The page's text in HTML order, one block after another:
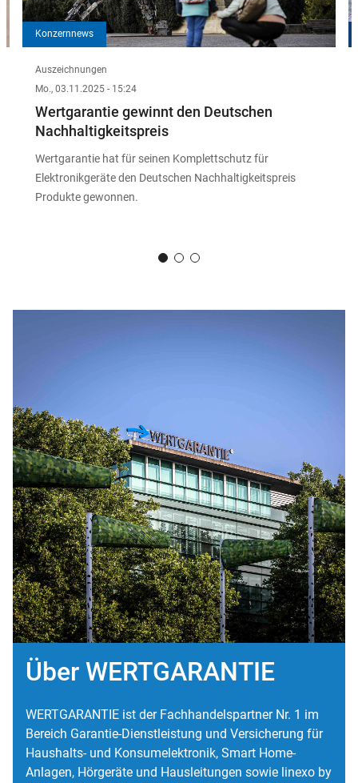
Konzernnews
Auszeichnungen
Mo., 03.11.2025 - 15:24
Wertgarantie gewinnt den Deutschen
Nachhaltigkeitspreis
Wertgarantie hat für seinen Komplettschutz für
Elektronikgeräte den Deutschen Nachhaltigkeitspreis
Produkte gewonnen.
Über WERTGARANTIE
WERTGARANTIE ist der Fachhandelspartner Nr. 1 im
Bereich Garantie-Dienstleistung und Versicherung für
Haushalts- und Konsumelektronik, Smart Home-
Anlagen, Hörgeräte und Hausleitungen sowie linexo by